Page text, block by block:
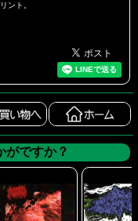
ント。
がですか？